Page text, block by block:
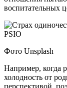
воспитательных
Фото Unsplash
Например, когда
холодность от
перспективой,